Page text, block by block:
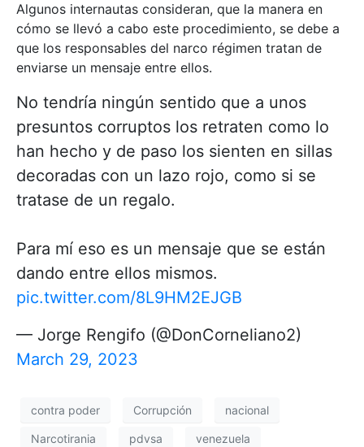
Algunos internautas consideran, que la manera en
cómo se llevó a cabo este procedimiento, se debe a
que los responsables del narco régimen tratan de
enviarse un mensaje entre ellos.
No tendría ningún sentido que a unos
presuntos corruptos los retraten como lo
han hecho y de paso los sienten en sillas
decoradas con un lazo rojo, como si se
tratase de un regalo.
Para mí eso es un mensaje que se están
dando entre ellos mismos.
pic.twitter.com/8L9HM2EJGB
— Jorge Rengifo (@DonCorneliano2)
March 29, 2023
contra poder Corrupción nacional
Narcotirania pdvsa venezuela